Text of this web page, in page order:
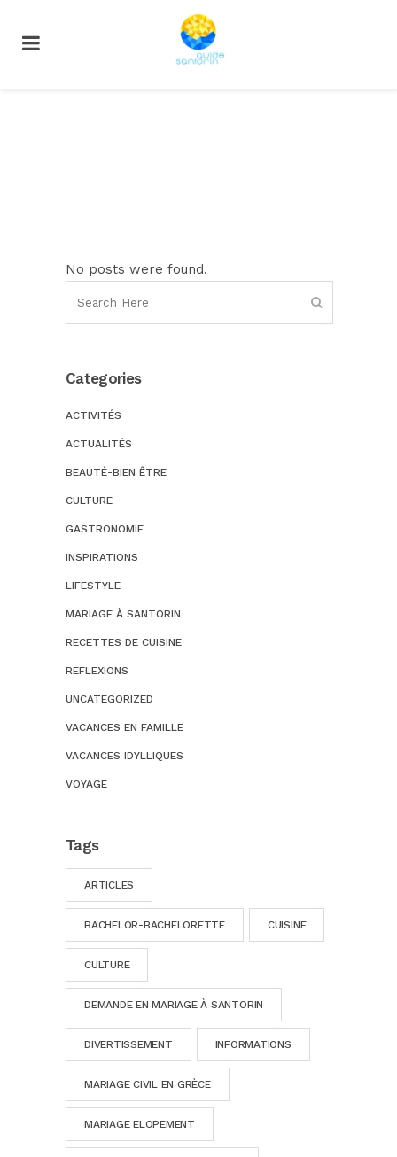
No posts were found.
Categories
ACTIVITÉS
ACTUALITÉS
BEAUTÉ-BIEN ÊTRE
CULTURE
GASTRONOMIE
INSPIRATIONS
LIFESTYLE
MARIAGE À SANTORIN
RECETTES DE CUISINE
REFLEXIONS
UNCATEGORIZED
VACANCES EN FAMILLE
VACANCES IDYLLIQUES
VOYAGE
Tags
ARTICLES
BACHELOR-BACHELORETTE CUISINE
CULTURE
DEMANDE EN MARIAGE À SANTORIN
DIVERTISSEMENT INFORMATIONS
MARIAGE CIVIL EN GRÈCE
MARIAGE ELOPEMENT